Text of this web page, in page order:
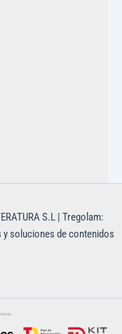
S.L | Tregolam:
soluciones de contenidos